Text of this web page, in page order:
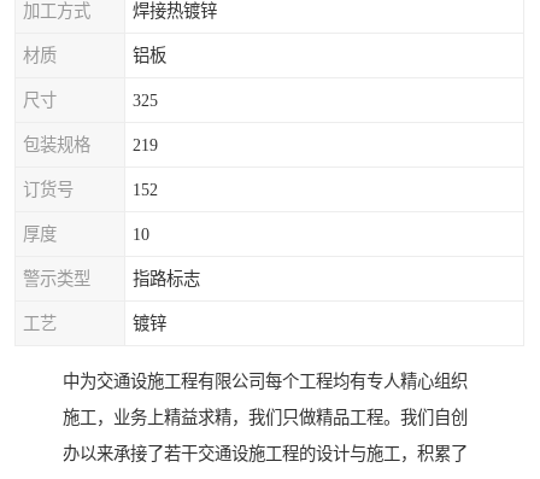
加工方式 焊接热镀锌
材质 铝板
尺寸 325
包装规格 219
订货号 152
厚度 10
警示类型 指路标志
工艺 镀锌
中为交通设施工程有限公司每个工程均有专人精心组织
施工，业务上精益求精，我们只做精品工程。我们自创
办以来承接了若干交通设施工程的设计与施工，积累了